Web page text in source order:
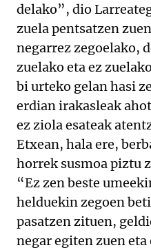
delako”, dio
zuela pentsatzen
negarrez zegoelako,
zuelako eta ez
bi urteko gelan hasi
erdian irakasleak
ez ziola esateak
Etxean, hala ere,
horrek susmoa piztu
“Ez zen beste
helduekin zegoen
pasatzen zituen,
negar egiten zuen